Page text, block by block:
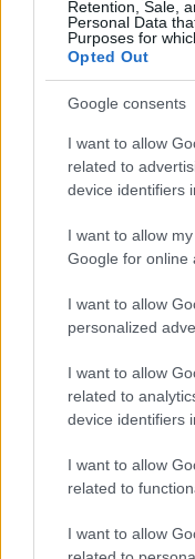
Retention, Sale,
Personal Data
Purposes for
Opted Out
Google consents
I want to allow
related to
device identifiers
I want to allow
Google for online
I want to allow
personalized
I want to allow
related to
device identifiers
I want to allow
related to
I want to allow
The final
3.26.22.
Photo: